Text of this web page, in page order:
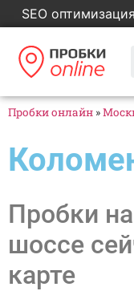
SEO
Пробки онлайн »
Пробки
шоссе
карте